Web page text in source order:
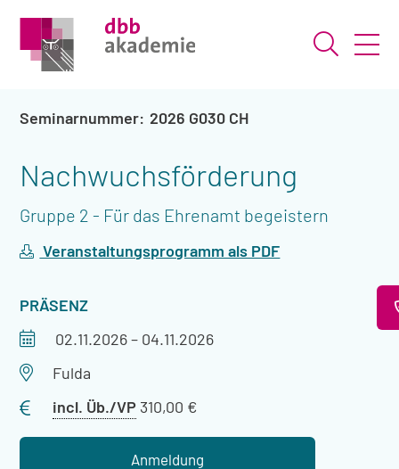
Suche
2026 G030 CH
Nachwuchsförderung
Gruppe 2 - Für das Ehrenamt begeistern
Veranstaltungsprogramm als PDF
VERANSTALTUNGSART
PRÄSENZ
Veranstaltungszeitraum
02.11.2026– 04.11.2026
Veranstaltungsort
Fulda
incl. Üb./VP Preis
Übernachtung
310,00 €
Anmeldung